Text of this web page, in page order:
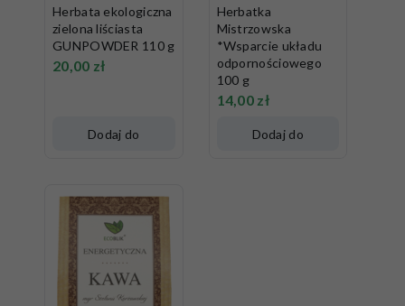
Herbata ekologiczna
zielona liściasta
GUNPOWDER 110 g
20,00 zł
Dodaj do
Herbatka
Mistrzowska
*Wsparcie układu
odpornościowego
100 g
14,00 zł
Dodaj do